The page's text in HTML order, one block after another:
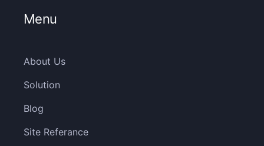
Menu
About Us
Solution
Blog
Site Referance